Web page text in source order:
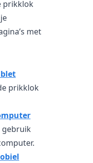
prikklok
met
prikklok
gebruik